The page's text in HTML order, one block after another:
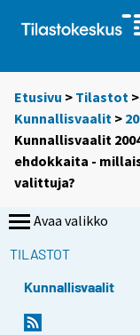
Etusivu > Tilastot >
Kunnallisvaalit >
Kunnallisvaalit
ehdokkaita -
valittuja?
Avaa valikko
TILASTOT
Kunnallisvaalit